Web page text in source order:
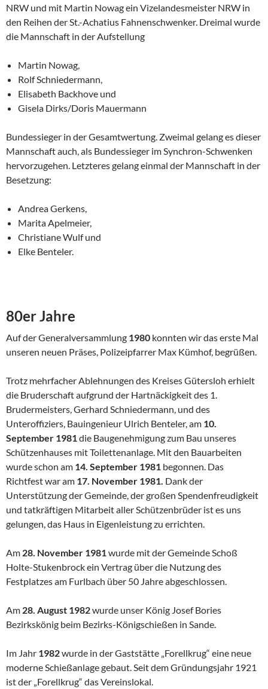
NRW und mit Martin Nowag ein Vizelandesmeister NRW in
den Reihen der St.-Achatius Fahnenschwenker. Dreimal wurde
die Mannschaft in der Aufstellung
Martin Nowag,
Rolf Schniedermann,
Elisabeth Backhove und
Gisela Dirks/Doris Mauermann
Bundessieger in der Gesamtwertung. Zweimal gelang es dieser
Mann­schaft auch, als Bundessieger im Synchron-Schwenken
hervorzugehen. Letzteres gelang einmal der Mannschaft in der
Besetzung:
Andrea Gerkens,
Marita Apelmeier,
Christiane Wulf und
Elke Benteler.
80er Jahre
Auf der Generalversammlung 1980 konnten wir das erste Mal
unseren neuen Präses, Polizeipfarrer Max Kümhof, begrüßen.
Trotz mehrfacher Ablehnungen des Kreises Gütersloh erhielt
die Bru­derschaft aufgrund der Hartnäckigkeit des 1.
Brudermeisters, Gerhard Schniedermann, und des
Unteroffiziers, Bauingenieur Ulrich Benteler, am 10.
September 1981die Baugenehmigung zum Bau unseres
Schüt­zenhauses mit Toilettenanlage. Mit den Bauarbeiten
wurde schon am 14. September 1981 begonnen. Das
Richtfest war am 17. November 1981. Dank der
Unterstützung der Gemeinde, der großen Spenden­freudigkeit
und tatkräftigen Mitarbeit aller Schützenbrüder ist es uns
gelungen, das Haus in Eigenleistung zu errichten.
Am 28. November 1981wurde mit der Gemeinde Schoß
Holte-­Stukenbrock ein Vertrag über die Nutzung des
Festplatzes am Furlbach über 50 Jahre abgeschlossen.
Am 28. August 1982wurde unser König Josef Bories
Bezirkskönig beim Bezirks-Königschießen in Sande.
Im Jahr 1982wurde in der Gaststätte „Forellkrug“ eine neue
moderne Schießanlage gebaut. Seit dem Gründungsjahr 1921
ist der „Forellkrug“ das Vereinslokal.